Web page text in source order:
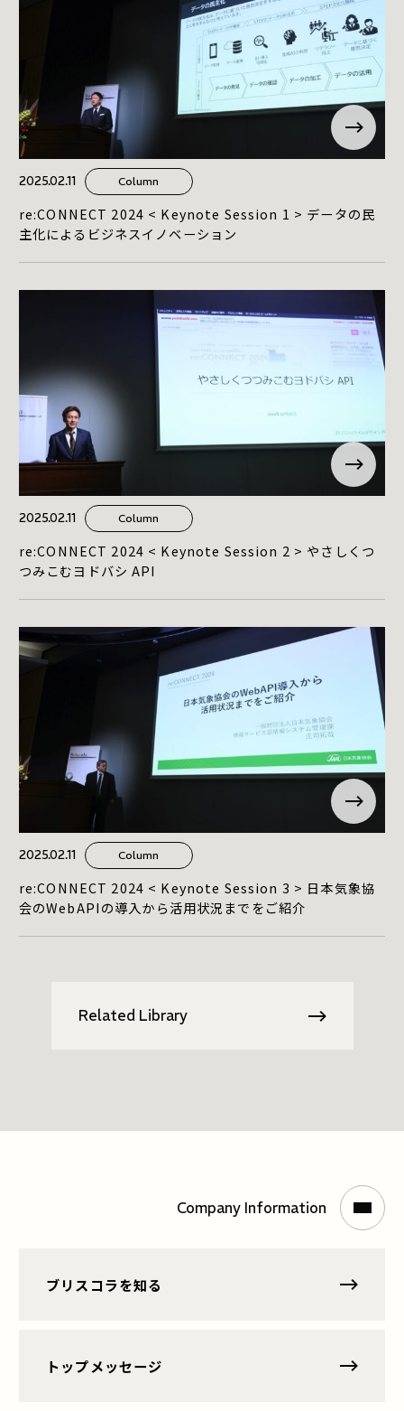
2025.02.11 Column
re:CONNECT 2024 < Keynote Session 1 > データの民
主化によるビジネスイノベーション
2025.02.11 Column
re:CONNECT 2024 < Keynote Session 2 > やさしくつ
つみこむヨドバシ API
2025.02.11 Column
re:CONNECT 2024 < Keynote Session 3 > 日本気象協
会のWebAPIの導入から活用状況までをご紹介
Related Library
Company Information
ブリスコラを知るへページ遷移します。
ブリスコラを知る
トップメッセージへページ遷移します。
トップメッセージ